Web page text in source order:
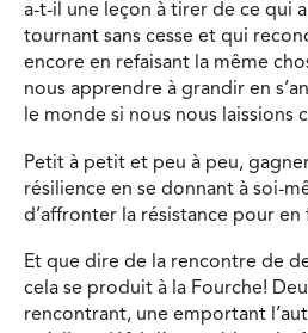
a-t-il une leçon à tirer de ce qui
tournant sans cesse et qui
encore en refaisant la même
nous apprendre à grandir en
le monde si nous nous laissions
Petit à petit et peu à peu,
résilience en se donnant à soi-
d’affronter la résistance pour en
Et que dire de la rencontre de
cela se produit à la Fourche!
rencontrant, une emportant